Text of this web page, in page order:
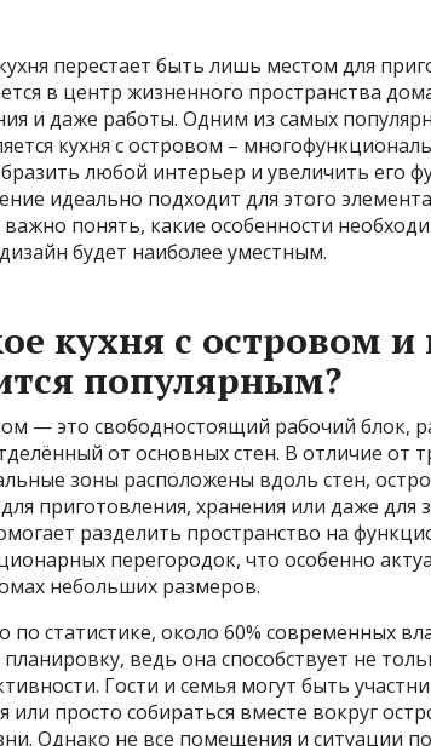
перестает быть лишь местом для
в центр жизненного пространства
и даже работы. Одним из самых
кухня с островом –
любой интерьер и увеличить его
идеально подходит для этого
важно понять, какие особенности
будет наиболее уместным.
кухня с островом
популярным?
— это свободностоящий рабочий блок,
от основных стен. В отличие от
зоны расположены вдоль стен,
приготовления, хранения или даже для
разделить пространство на
перегородок, что особенно
небольших размеров.
по статистике, около 60% современных
ведь она способствует не
Гости и семья могут быть
или просто собираться вместе вокруг
Однако не все помещения и ситуации